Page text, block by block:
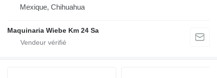
Mexique, Chihuahua
Maquinaria Wiebe Km 24 Sa